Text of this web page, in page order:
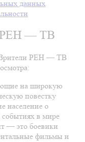
данных
РЕН — ТВ
Зрители РЕН — ТВ
на широкую
повестку
население о
в мире
— это боевики
фильмы и